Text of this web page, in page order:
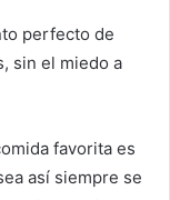
perfecto de
sin el miedo a
favorita es
así siempre se